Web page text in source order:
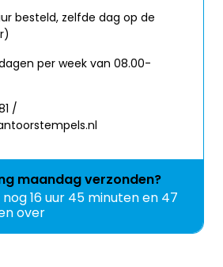
besteld, zelfde dag op de
per week van 08.00-
/
maandagverzonden?
16 uur 45 minuten en 46
over